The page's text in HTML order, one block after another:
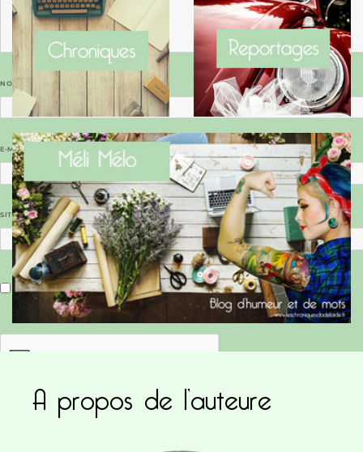
NOM
E-MAIL
SITE WEB
Enregistrer mon nom, mon e-mail et mon site dans le navigateur pour mon prochain commentaire.
Ce site utilise Akismet pour réduire les
A propos de l’auteure